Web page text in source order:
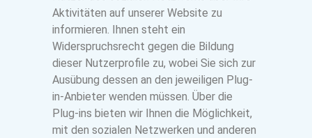
Aktivitäten auf unserer Website zu
informieren. Ihnen steht ein
Widerspruchsrecht gegen die Bildung
dieser Nutzerprofile zu, wobei Sie sich zur
Ausübung dessen an den jeweiligen Plug-
in-Anbieter wenden müssen. Über die
Plug-ins bieten wir Ihnen die Möglichkeit,
mit den sozialen Netzwerken und anderen